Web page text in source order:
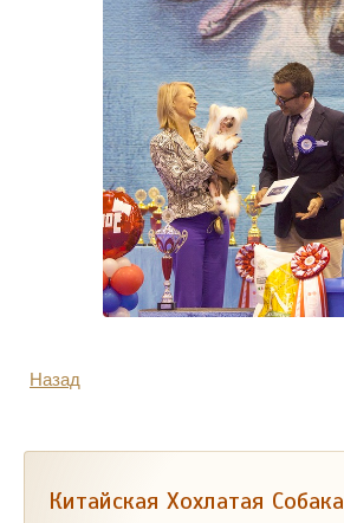
Назад
Китайская Хохлатая Собака